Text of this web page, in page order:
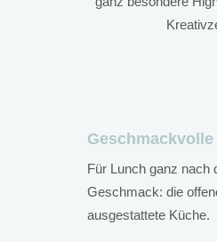
Geschmackvolle
Für Lunch ganz nach
Geschmack: die
ausgestattete Küche.